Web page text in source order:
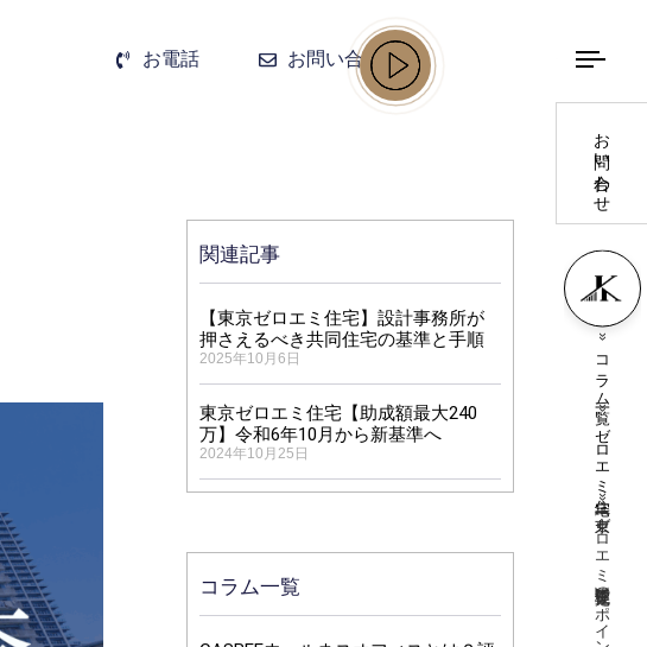
お電話 お問い合わせ
お問い合わせ
»
コラム一覧
»
ゼロエミ住宅
»
関連記事
【東京ゼロエミ住宅】設計事務所が
押さえるべき共同住宅の基準と手順
2025年10月6日
東京ゼロエミ住宅【助成額最大240
万】令和6年10月から新基準へ
2024年10月25日
コラム一覧